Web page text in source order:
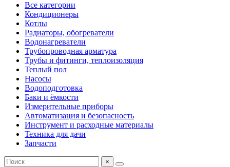
Все категории
Кондиционеры
Котлы
Радиаторы, обогреватели
Водонагреватели
Трубопроводная арматура
Трубы и фитинги, теплоизоляция
Теплый пол
Насосы
Водоподготовка
Баки и ёмкости
Измерительные приборы
Автоматизация и безопасность
Инструмент и расходные материалы
Техника для дачи
Запчасти
×